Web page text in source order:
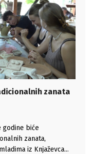
zanata
godine biće
zanata,
iz Knjaževca...